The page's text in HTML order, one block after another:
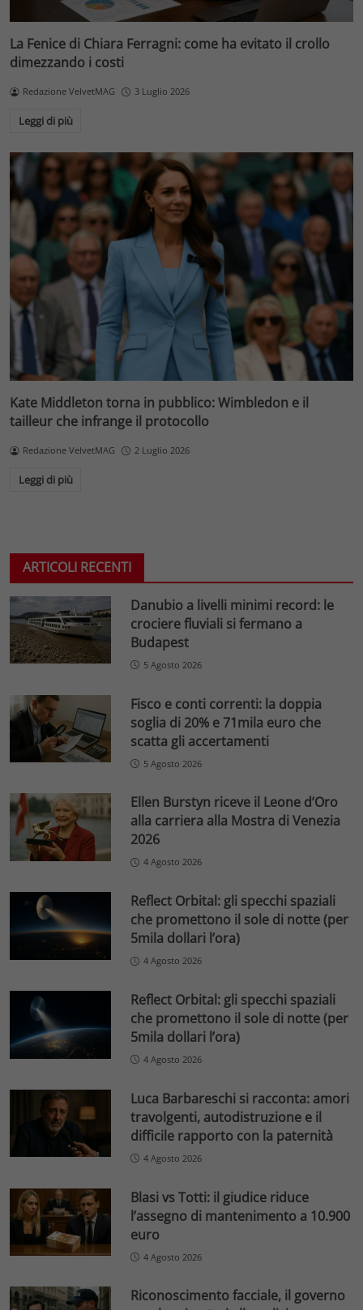
La Fenice di Chiara Ferragni: come ha evitato il crollo
dimezzando i costi
Redazione VelvetMAG 3 Luglio 2026
Leggi di più
Kate Middleton torna in pubblico: Wimbledon e il
tailleur che infrange il protocollo
Redazione VelvetMAG 2 Luglio 2026
Leggi di più
ARTICOLI RECENTI
Danubio a livelli minimi record: le
crociere fluviali si fermano a
Budapest
5 Agosto 2026
Fisco e conti correnti: la doppia
soglia di 20% e 71mila euro che
scatta gli accertamenti
5 Agosto 2026
Ellen Burstyn riceve il Leone d’Oro
alla carriera alla Mostra di Venezia
2026
4 Agosto 2026
Reflect Orbital: gli specchi spaziali
che promettono il sole di notte (per
5mila dollari l’ora)
4 Agosto 2026
Reflect Orbital: gli specchi spaziali
che promettono il sole di notte (per
5mila dollari l’ora)
4 Agosto 2026
Luca Barbareschi si racconta: amori
travolgenti, autodistruzione e il
difficile rapporto con la paternità
4 Agosto 2026
Blasi vs Totti: il giudice riduce
l’assegno di mantenimento a 10.900
euro
4 Agosto 2026
Riconoscimento facciale, il governo